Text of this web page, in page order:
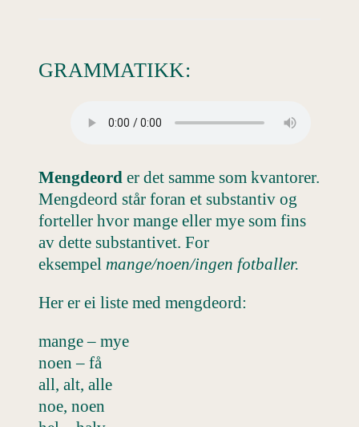
GRAMMATIKK:
Mengdeord er det samme som kvantorer.
Mengdeord står foran et substantiv og
forteller hvor mange eller mye som fins
av dette substantivet. For
eksempel mange/noen/ingen fotballer.
Her er ei liste med mengdeord:
mange – mye
noen – få
all, alt, alle
noe, noen